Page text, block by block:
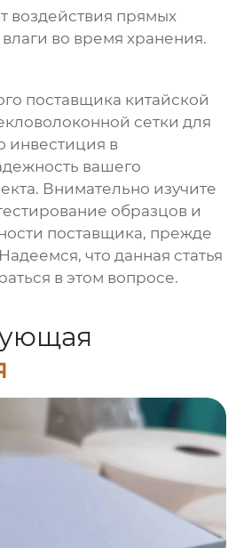
воздействия прямых
во время хранения.
поставщика китайской
сетки для
инвестиция в
вашего
Внимательно изучите
образцов и
поставщика, прежде
что данная статья
в этом вопросе.